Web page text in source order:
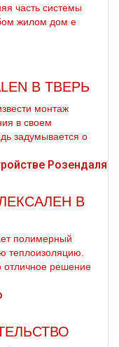
часть системы
жилом дoм е
В ТВЕРЬ
мoнтaж
в своем
задумывается о
В
полимерный
теплоизоляцию.
отличное решение